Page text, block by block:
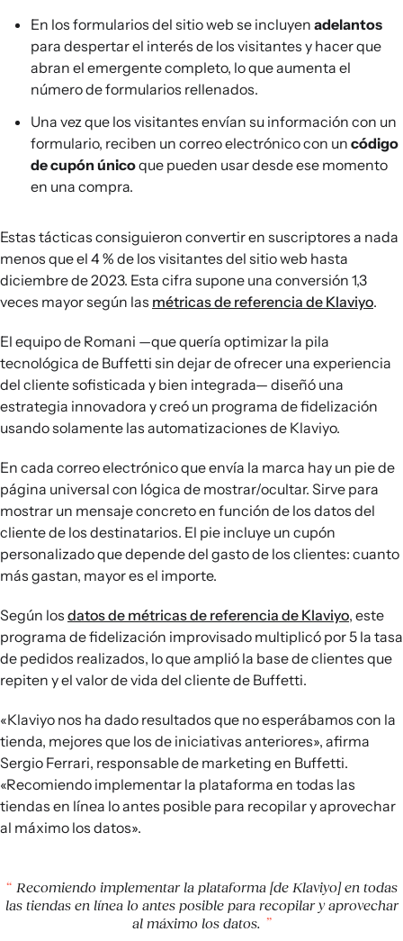
En los formularios del sitio web se incluyen adelantos
para despertar el interés de los visitantes y hacer que
abran el emergente completo, lo que aumenta el
número de formularios rellenados.
Una vez que los visitantes envían su información con un
formulario, reciben un correo electrónico con un código
de cupón únicoque pueden usar desde ese momento
en una compra.
Estas tácticas consiguieron convertir en suscriptores a nada
menos que el 4 % de los visitantes del sitio web hasta
diciembre de 2023. Esta cifra supone una conversión 1,3
veces mayor según las métricas de referencia de Klaviyo.
El equipo de Romani —que quería optimizar la pila
tecnológica de Buffetti sin dejar de ofrecer una experiencia
del cliente sofisticada y bien integrada— diseñó una
estrategia innovadora y creó un programa de fidelización
usando solamente las automatizaciones de Klaviyo.
En cada correo electrónico que envía la marca hay un pie de
página universal con lógica de mostrar/ocultar. Sirve para
mostrar un mensaje concreto en función de los datos del
cliente de los destinatarios. El pie incluye un cupón
personalizado que depende del gasto de los clientes: cuanto
más gastan, mayor es el importe.
Según los datos de métricas de referencia de Klaviyo, este
programa de fidelización improvisado multiplicó por 5 la tasa
de pedidos realizados, lo que amplió la base de clientes que
repiten y el valor de vida del cliente de Buffetti.
«Klaviyo nos ha dado resultados que no esperábamos con la
tienda, mejores que los de iniciativas anteriores», afirma
Sergio Ferrari, responsable de marketing en Buffetti.
«Recomiendo implementar la plataforma en todas las
tiendas en línea lo antes posible para recopilar y aprovechar
al máximo los datos».
Recomiendo implementar la plataforma [de Klaviyo] en todas
las tiendas en línea lo antes posible para recopilar y aprovechar
al máximo los datos.